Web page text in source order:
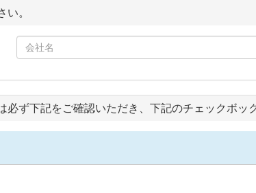
い。
ず下記をご確認いただき、下記のチェックボッ